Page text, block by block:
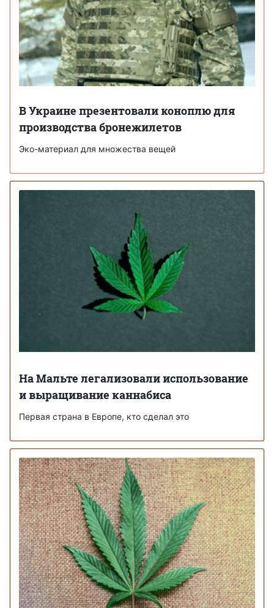
В Украине презентовали коноплю для
производства бронежилетов
Эко-материал для множества вещей
На Мальте легализовали использование
и выращивание каннабиса
Первая страна в Европе, кто сделал это